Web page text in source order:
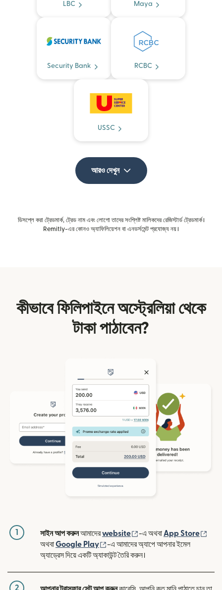
LBC Maya
Security Bank RCBC
USSC
আরও দেখুন
ডিসপ্লে করা ট্রেডমার্ক, ট্রেড নাম এবং লোগো তাদের সংশ্লিষ্ট মালিকদের রেজিস্টার্ড ট্রেডমার্ক।
Remitly-এর কোনও অ্যাফিলিয়েশন বা এনডর্সমেন্ট প্রযোজ্য নয়।
কীভাবে ফিলিপাইনে অস্ট্রেলিয়া থেকে
টাকা পাঠাবেন?
1 সাইন আপ করুনআমাদেরwebsite (নতুন উইন্ডোতে খুলবে)
-এ অথবাApp Store
অথবাGoogle Play (নতুন উইন্ডোতে খুলবে)
-এ আমাদের অ্যাপে আপনার ইমেল
অ্যাড্রেস দিয়ে একটি অ্যাকাউন্ট তৈরি করুন।
2